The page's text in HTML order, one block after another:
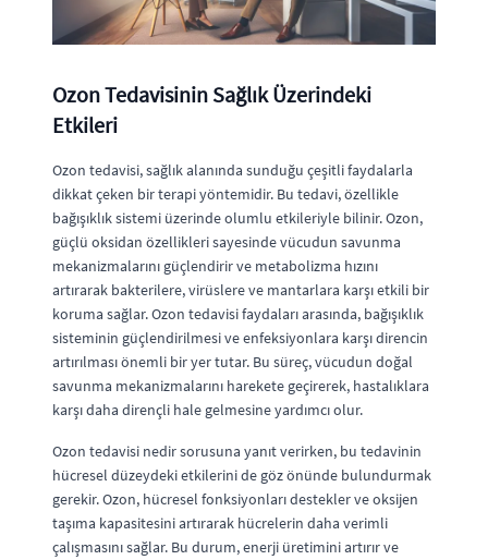
Ozon Tedavisinin Sağlık Üzerindeki
Etkileri
Ozon tedavisi, sağlık alanında sunduğu çeşitli faydalarla
dikkat çeken bir terapi yöntemidir. Bu tedavi, özellikle
bağışıklık sistemi üzerinde olumlu etkileriyle bilinir. Ozon,
güçlü oksidan özellikleri sayesinde vücudun savunma
mekanizmalarını güçlendirir ve metabolizma hızını
artırarak bakterilere, virüslere ve mantarlara karşı etkili bir
koruma sağlar. Ozon tedavisi faydaları arasında, bağışıklık
sisteminin güçlendirilmesi ve enfeksiyonlara karşı direncin
artırılması önemli bir yer tutar. Bu süreç, vücudun doğal
savunma mekanizmalarını harekete geçirerek, hastalıklara
karşı daha dirençli hale gelmesine yardımcı olur.
Ozon tedavisi nedir sorusuna yanıt verirken, bu tedavinin
hücresel düzeydeki etkilerini de göz önünde bulundurmak
gerekir. Ozon, hücresel fonksiyonları destekler ve oksijen
taşıma kapasitesini artırarak hücrelerin daha verimli
çalışmasını sağlar. Bu durum, enerji üretimini artırır ve